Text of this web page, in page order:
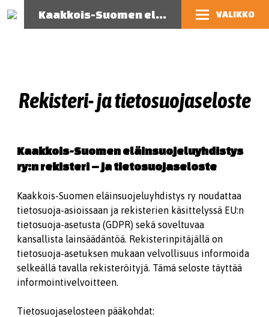
Kaakkois-Suomen eläinsuojeluyhdistys VALIKKO
Rekisteri- ja tietosuojaseloste
Kaakkois-Suomen eläinsuojeluyhdistys
ry:n rekisteri – ja tietosuojaseloste
Kaakkois-Suomen eläinsuojeluyhdistys ry noudattaa
tietosuoja-asioissaan ja rekisterien käsittelyssä EU:n
tietosuoja-asetusta (GDPR) sekä soveltuvaa
kansallista lainsäädäntöä. Rekisterinpitäjällä on
tietosuoja-asetuksen mukaan velvollisuus informoida
selkeällä tavalla rekisteröityjä. Tämä seloste täyttää
informointivelvoitteen.
Tietosuojaselosteen pääkohdat: